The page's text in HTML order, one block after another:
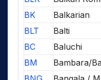
BK
Balkarian
BLT
Balti
BC
Baluchi
BM
Bambara/